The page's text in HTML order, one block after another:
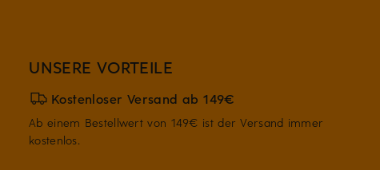
UNSERE VORTEILE
Kostenloser Versand ab 149€
Ab einem Bestellwert von 149€ ist der Versand immer
kostenlos.